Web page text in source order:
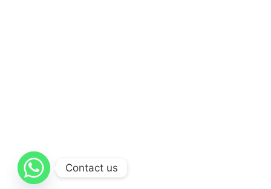
Contact us